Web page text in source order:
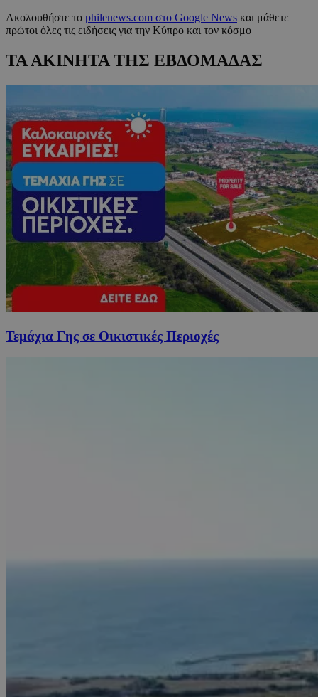
Ακολουθήστε το philenews.com στο Google News και μάθετε
πρώτοι όλες τις ειδήσεις για την Κύπρο και τον κόσμο
ΤΑ ΑΚΙΝΗΤΑ ΤΗΣ ΕΒΔΟΜΑΔΑΣ
Τεμάχια Γης σε Οικιστικές Περιοχές